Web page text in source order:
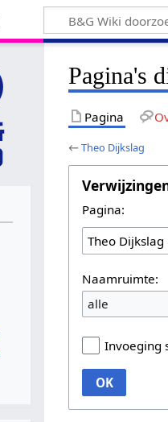
Pagina's
Pagina
←Theo Dijkslag
Pagina:
Naamruimte:
alle
Invoeging
OK